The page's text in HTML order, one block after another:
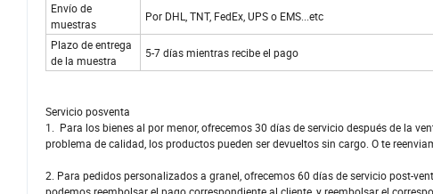
Envío de
muestras
Por DHL, TNT, FedEx, UPS o EMS...etc
Plazo de entrega
de la muestra
5-7 días mientras recibe el pago
Servicio posventa
1. Para los bienes al por menor, ofrecemos 30 días de servicio después de la
problema de calidad, los productos pueden ser devueltos sin cargo. O te
2. Para pedidos personalizados a granel, ofrecemos 60 días de servicio post-